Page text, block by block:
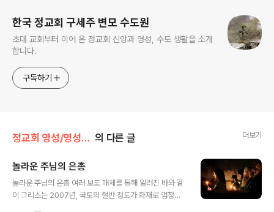
한국 정교회 구세주 변모 수도원
초대 교회부터 이어 온 정교회 신앙과 영성, 수도 생활을 소개
합니다.
구독하기
정교회 영성/영성의 샘터 의 다른 글 더보기
놀라운 주님의 은총
놀라운 주님의 은총 여러 보도 매체를 통해 알려진 바와 같
이 그리스는 2007년, 국토의 절반 정도가 화재로 엄청난